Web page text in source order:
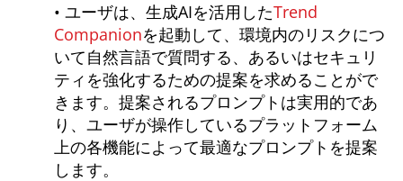
• ユーザは、生成AIを活用したTrend
Companionを起動して、環境内のリスクにつ
いて自然言語で質問する、あるいはセキュリ
ティを強化するための提案を求めることがで
きます。提案されるプロンプトは実用的であ
り、ユーザが操作しているプラットフォーム
上の各機能によって最適なプロンプトを提案
します。